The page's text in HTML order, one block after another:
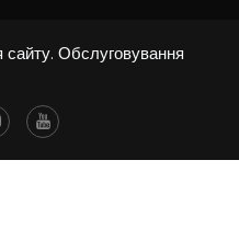
сайту. Обслуговування